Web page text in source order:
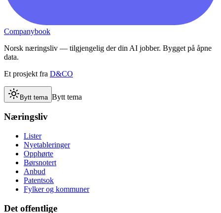
Companybook
Norsk næringsliv — tilgjengelig der din AI jobber. Bygget på åpne
data.
Et prosjekt fra D&CO
Bytt tema Bytt tema
Næringsliv
Lister
Nyetableringer
Opphørte
Børsnotert
Anbud
Patentsok
Fylker og kommuner
Det offentlige